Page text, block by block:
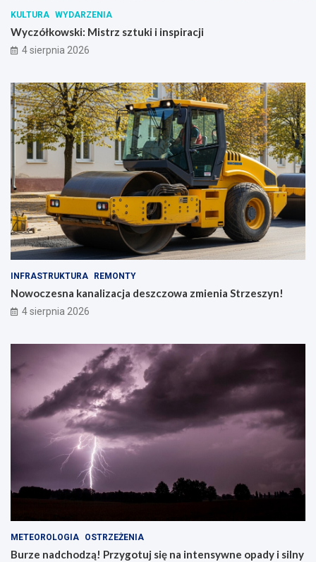
KULTURA WYDARZENIA
Wyczółkowski: Mistrz sztuki i inspiracji
4 sierpnia 2026
INFRASTRUKTURA REMONTY
Nowoczesna kanalizacja deszczowa zmienia Strzeszyn!
4 sierpnia 2026
METEOROLOGIA OSTRZEŻENIA
Burze nadchodzą! Przygotuj się na intensywne opady i silny